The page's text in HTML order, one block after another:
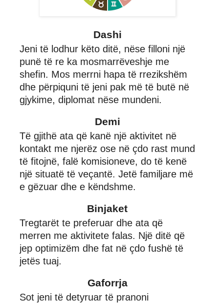
Dashi
Jeni të lodhur këto ditë, nëse filloni një
punë të re ka mosmarrëveshje me
shefin. Mos merrni hapa të rrezikshëm
dhe përpiquni të jeni pak më të butë në
gjykime, diplomat nëse mundeni.
Demi
Të gjithë ata që kanë një aktivitet në
kontakt me njerëz ose në çdo rast mund
të fitojnë, falë komisioneve, do të kenë
një situatë të veçantë. Jetë familjare më
e gëzuar dhe e këndshme.
Binjaket
Tregtarët te preferuar dhe ata që
merren me aktivitete falas. Një ditë që
jep optimizëm dhe fat në çdo fushë të
jetës tuaj.
Gaforrja
Sot jeni të detyruar të pranoni